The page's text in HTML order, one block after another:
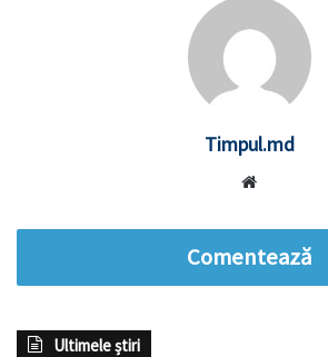
Timpul.md
Comentează
Ultimele știri